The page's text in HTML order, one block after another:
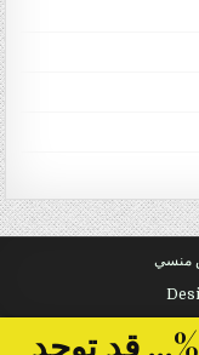
خصومات تصل الى 40 %... قد توجد